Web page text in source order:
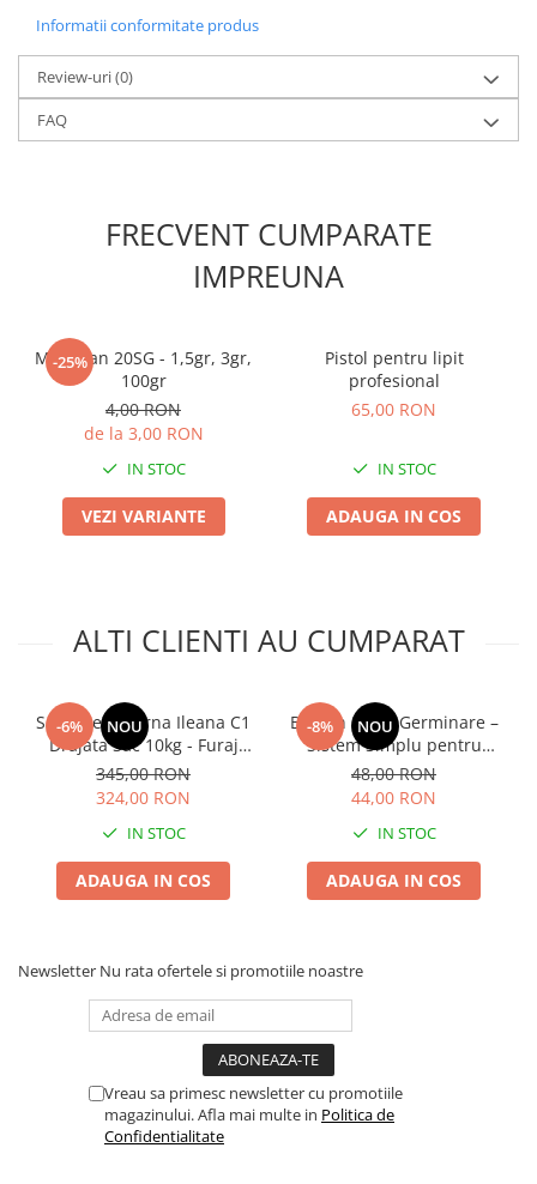
Centuri/chingi
Chei fixe
Consumabile motofierastrau
Discuri motocoasa
Feronerie si accesorii
Fierastraie manuale
Fire motocoasa
Lama motofierastrau / drujba
Lubrifianti
Masca de sudura & accesori
Motocoasa
Motocoasa si consumabile /
accesorii
Patent
Sape/ Cazmale/ Lopeti
Scule de mana
Set chei combinate
Surubelnite
Informatii conformitate produs
Review-uri(0)
FAQ
FRECVENT CUMPARATE
IMPREUNA
-25%
Mospilan 20SG - 1,5gr, 3gr,
100gr
4,00 RON
de la 3,00 RON
IN STOC
VEZI VARIANTE
Pistol pentru lipit
profesional
65,00 RON
IN STOC
ADAUGA IN COS
ALTI CLIENTI AU CUMPARAT
-6% NOU
Seminte Lucerna Ileana C1
Drajata Sac 10kg - Furaj
Premium de Inalta
Productivitate
345,00 RON
324,00 RON
IN STOC
ADAUGA IN COS
-8% NOU
Borcan Sticla Germinare –
Sistem Simplu pentru
Muguri si Microgreens
Acasa
48,00 RON
44,00 RON
IN STOC
ADAUGA IN COS
Newsletter Nu rata ofertele si promotiile noastre
Vreau sa primesc newsletter cu promotiile
magazinului. Afla mai multe in Politica de
Confidentialitate